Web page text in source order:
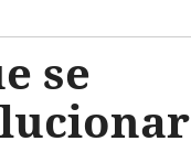
se